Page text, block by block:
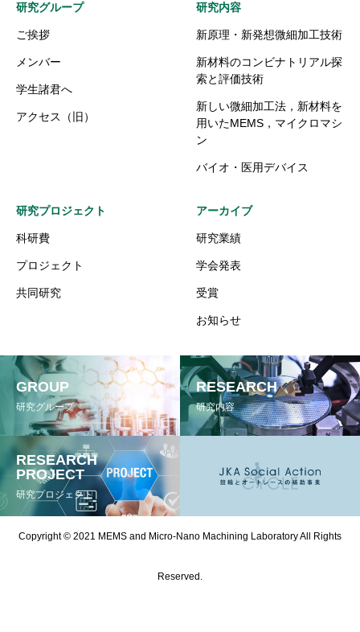
研究グループ
ご挨拶
メンバー
学生諸君へ
アクセス（旧）
研究内容
新原理・新発想微細加工技術
新材料のコンビナトリアル探
索と評価技術
新しい微細加工法，新材料を
用いたMEMS，マイクロマシ
ン
バイオ・医用デバイス
研究プロジェクト
科研費
プロジェクト
共同研究
アーカイブ
研究業績
学会発表
受賞
お知らせ
GROUP
研究グループ
RESEARCH
研究内容
RESEARCH
PROJECT
研究プロジェクト
Copyright © 2021 MEMS and Micro-Nano Machining Laboratory All Rights
Reserved.